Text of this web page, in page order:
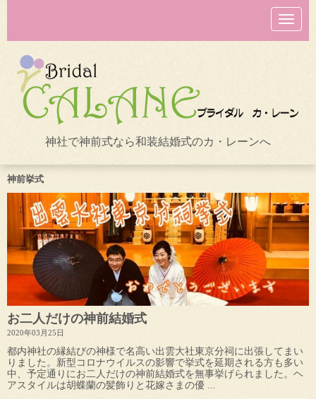
N
a
v
o
n
神社で神前式なら和装結婚式のカ・レーンへ
神前挙式
お二人だけの神前結婚式
2020年03月25日
都内神社の縁結びの神様で名高い出雲大社東京分祠に出張してまい
りました。新型コロナウイルスの影響で挙式を延期される方も多い
中、予定通りにお二人だけの神前結婚式を無事挙げられました。ヘ
アスタイルは胡蝶蘭の髪飾りと花嫁さまの優 ...